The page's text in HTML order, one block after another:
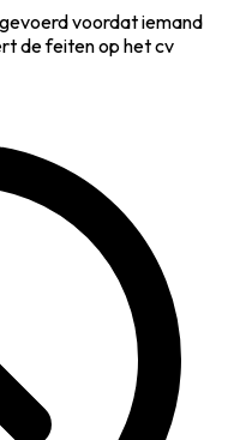
voordat iemand
de feiten op het cv